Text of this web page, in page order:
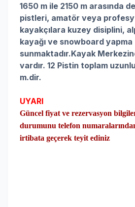
1650 m ile 2150 m arasında
pistleri, amatör veya
kayakçılara kuzey disiplini,
kayağı ve snowboard yapma
sunmaktadır.Kayak
vardır. 12 Pistin toplam
m.dir.
UYARI
Güncel fiyat ve rezervasyon
durumunu telefon
irtibata geçerek teyit ediniz